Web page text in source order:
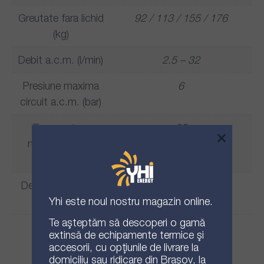
Greutate fara lichid
(kg)
92 / 113 / 155 / 176
Debit a.c.m. (l/min) 2.5 – 32
Presiune maxima
circuit a.c.m. (bar)
6
Temperatura
maxima circuit
85
Debit circuit solar
(l/min)
Opinii
Yhi este noul nostru magazin online.
Te așteptăm să descoperi o gamă
extinsă de echipamente termice și
accesorii, cu opțiunile de livrare la
domiciliu sau ridicare din Brașov, la
×